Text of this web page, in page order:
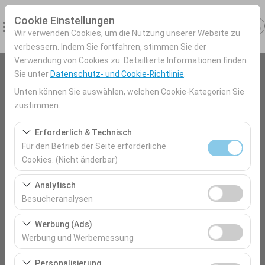
Cookie Einstellungen
Wir verwenden Cookies, um die Nutzung unserer Website zu
verbessern. Indem Sie fortfahren, stimmen Sie der
Verwendung von Cookies zu. Detaillierte Informationen finden
Sie unter Datenschutz- und Cookie-Richtlinie
Unten können Sie auswählen, welchen Cookie-Kategorien Sie
zustimmen.
Erforderlich & Technisch
Für den Betrieb der Seite erforderliche
Cookies. (Nicht änderbar)
Diese Cookies sind für das ordnungsgemäße
Funktionieren der Website, die Sicherheit, die
Sitzungsverwaltung und grundlegende Funktionen
erforderlich. Sie können nicht deaktiviert werden.
Analytisch
Besucheranalysen
Diese Cookies ermöglichen es uns, zu analysieren, wie
unsere Website genutzt wird (Besucherzahl,
meistbesuchte Seiten, Nutzerverhalten). Diese Daten
werden verwendet, um die Leistung der Website zu
Werbung (Ads)
Werbung und Werbemessung
Diese Cookies ermöglichen es uns, Ihnen auf Ihre
Abholstation
Antalya Flughafen (AYT) Türkei
Eine andere Rückgabestation auswählen
Abholdatum & Zeit
Rückgabedatum & Zeit